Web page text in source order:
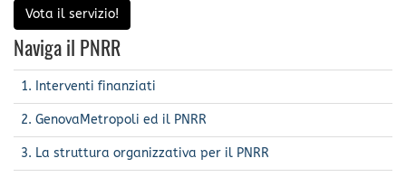
Vota il servizio!
Naviga il PNRR
1. Interventi finanziati
2. GenovaMetropoli ed il PNRR
3. La struttura organizzativa per il PNRR